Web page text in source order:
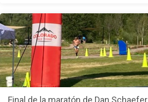
Final de la maratón de Dan Schaefer